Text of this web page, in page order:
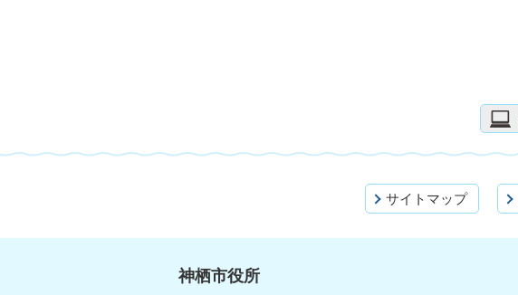
サイトマップ
神栖市役所